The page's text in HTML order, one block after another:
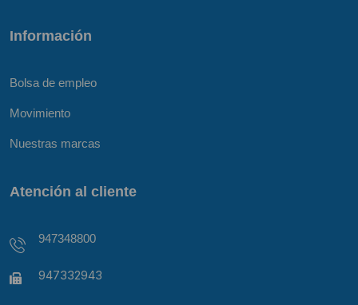
Información
Bolsa de empleo
Movimiento
Nuestras marcas
Atención al cliente
947348800
947332943